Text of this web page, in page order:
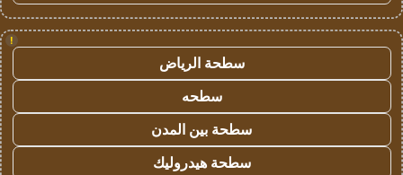
!
سطحة الرياض
سطحه
سطحة بين المدن
سطحة هيدروليك